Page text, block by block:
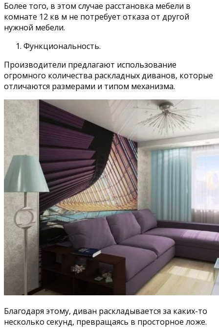
Более того, в этом случае расстановка мебели в
комнате 12 кв м не потребует отказа от другой
нужной мебели.
Функциональность.
Производители предлагают использование
огромного количества раскладных диванов, которые
отличаются размерами и типом механизма.
Благодаря этому, диван раскладывается за каких-то
несколько секунд, превращаясь в просторное ложе.